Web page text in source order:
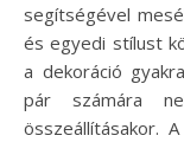
segítségével
és egyedi stílust
a dekoráció
pár számára
összeállításakor.